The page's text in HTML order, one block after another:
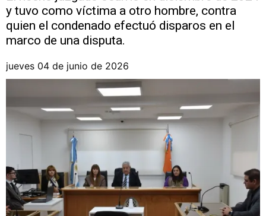
y tuvo como víctima a otro hombre, contra
quien el condenado efectuó disparos en el
marco de una disputa.
jueves 04 de junio de 2026